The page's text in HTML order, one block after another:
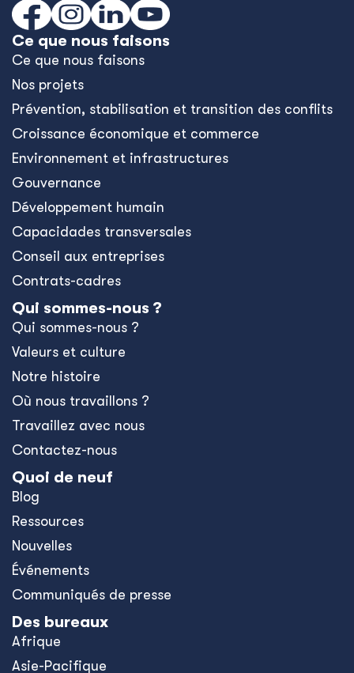
Ce que nous faisons
Ce que nous faisons
Nos projets
Prévention, stabilisation et transition des conflits
Croissance économique et commerce
Environnement et infrastructures
Gouvernance
Développement humain
Capacidades transversales
Conseil aux entreprises
Contrats-cadres
Qui sommes-nous ?
Qui sommes-nous ?
Valeurs et culture
Notre histoire
Où nous travaillons ?
Travaillez avec nous
Contactez-nous
Quoi de neuf
Blog
Ressources
Nouvelles
Événements
Communiqués de presse
Des bureaux
Afrique
Asie-Pacifique